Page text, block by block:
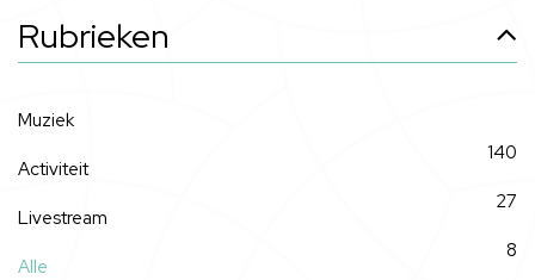
Rubrieken
Muziek
140
Activiteit
27
Livestream
8
Alle